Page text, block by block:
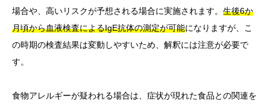
場合や、高いリスクが予想される場合に実施されます。 生後6か
月頃から血液検査によるIgE抗体の測定が可能になりますが、こ
の時期の検査結果は変動しやすいため、解釈には注意が必要で
す。
食物アレルギーが疑われる場合は、症状が現れた食品との関連を